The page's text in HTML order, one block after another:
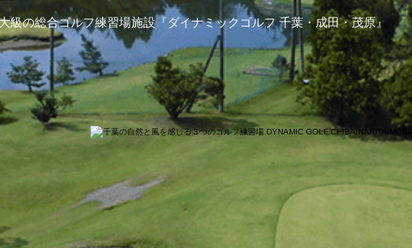
級の総合ゴルフ練習場施設『ダイナミックゴルフ 千葉・成田・茂原』